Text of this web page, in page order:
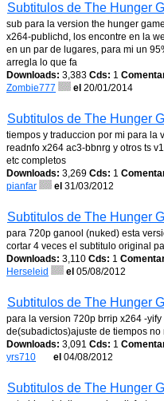
Subtitulos de The Hunger
sub para la version the hunger
x264-publichd, los encontre en la
en un par de lugares, para mi un
arregla lo que fa
Downloads: 3,383 Cds: 1
Zombie777
el 20/01/2014
Subtitulos de The Hunger
tiempos y traduccion por mi para la
readnfo x264 ac3-bbnrg y otros ts
etc completos
Downloads: 3,269 Cds: 1
pianfar
el 31/03/2012
Subtitulos de The Hunger
para 720p ganool (nuked) esta
cortar 4 veces el subtitulo original
Downloads: 3,110 Cds: 1
Herseleid
el 05/08/2012
Subtitulos de The Hunger
para la version 720p brrip x264 -
de(subadictos)ajuste de tiempos
Downloads: 3,091 Cds: 1
yrs710
el 04/08/2012
Subtitulos de The Hunger